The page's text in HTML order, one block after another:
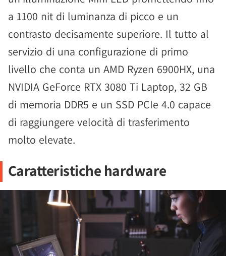
a 1100 nit di luminanza di picco e un
contrasto decisamente superiore. Il tutto al
servizio di una configurazione di primo
livello che conta un AMD Ryzen 6900HX, una
NVIDIA GeForce RTX 3080 Ti Laptop, 32 GB
di memoria DDR5 e un SSD PCIe 4.0 capace
di raggiungere velocità di trasferimento
molto elevate.
Caratteristiche hardware